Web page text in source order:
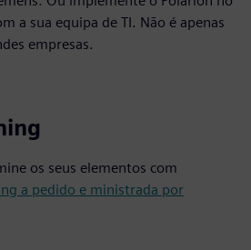
a sua equipa de TI. Não é apenas
empresas.
os seus elementos com
a pedido e ministrada por